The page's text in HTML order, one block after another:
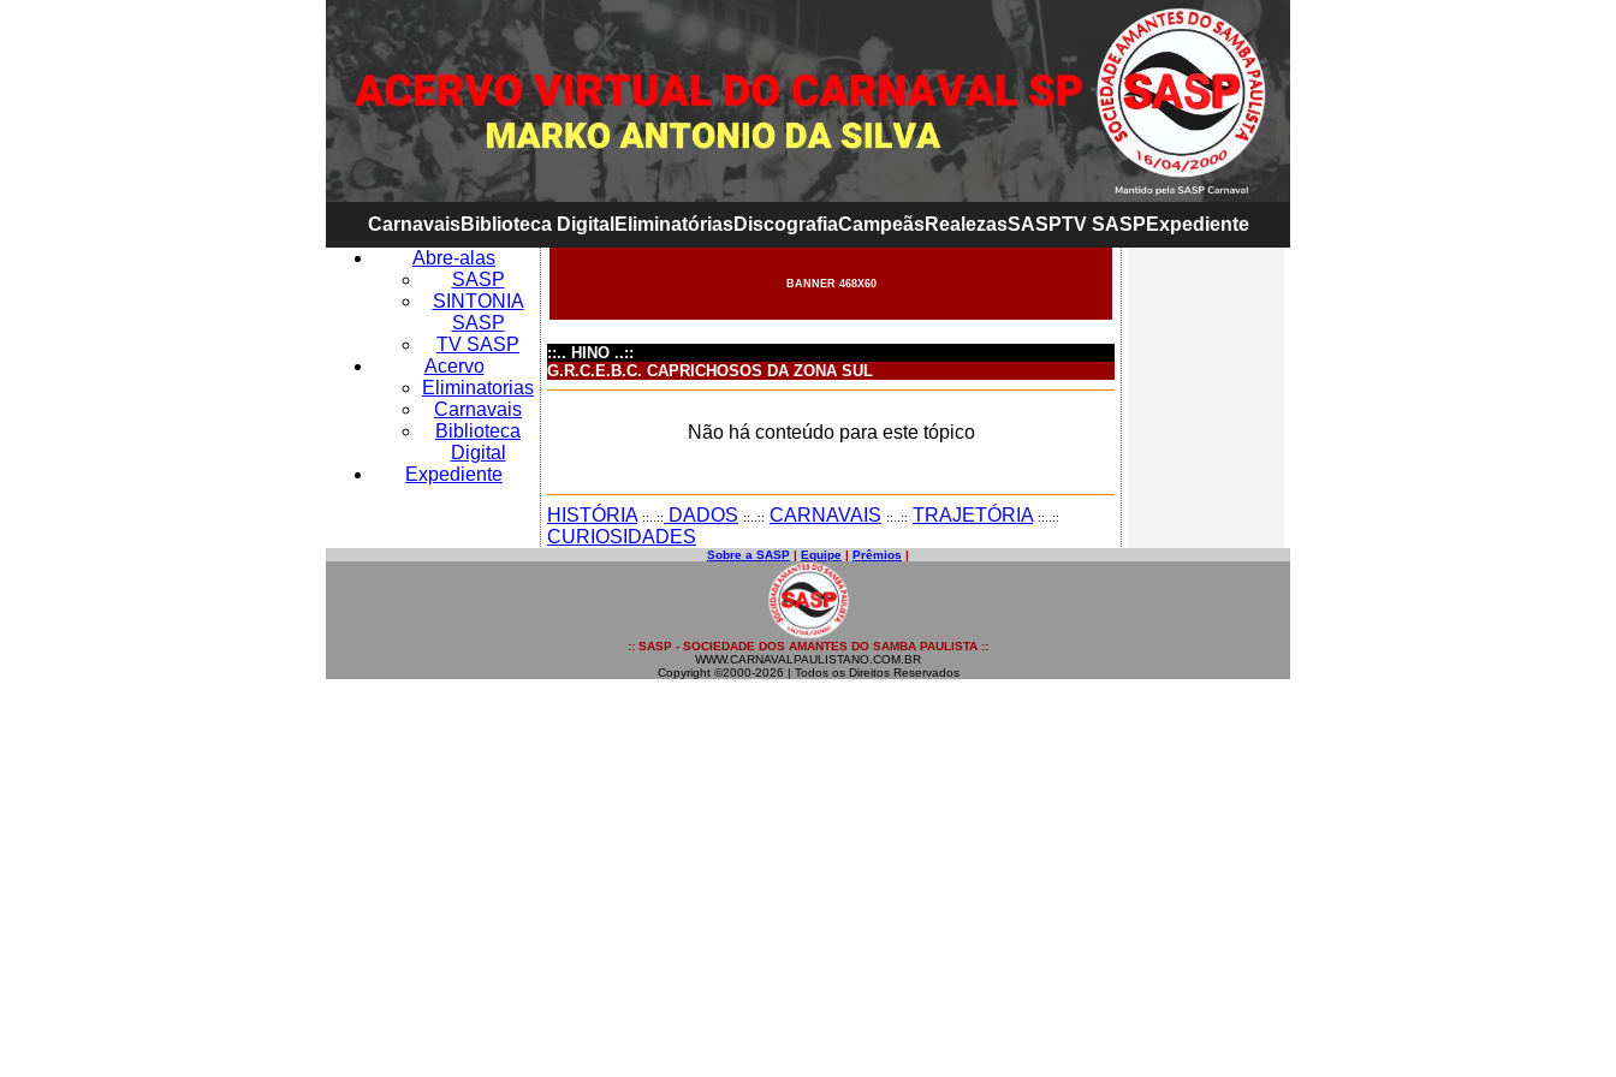
CarnavaisBiblioteca Digital EliminatóriasDiscografiaCampeãsRealezasSASPTV SASP Expediente
Abre-alas
SASP
SINTONIA
SASP
TV SASP
Acervo
Eliminatorias
Carnavais
Biblioteca
Digital
Expediente
BANNER 468X60
::.. HINO ..::
G.R.C.E.B.C. CAPRICHOSOS DA ZONA SUL
Não há conteúdo para este tópico
HISTÓRIA ::..:: DADOS ::..:: CARNAVAIS ::..:: TRAJETÓRIA ::..::
CURIOSIDADES
Sobre a SASP | Equipe | Prêmios |
:: SASP - SOCIEDADE DOS AMANTES DO SAMBA PAULISTA ::
WWW.CARNAVALPAULISTANO.COM.BR
Copyright ©2000-2026 | Todos os Direitos Reservados